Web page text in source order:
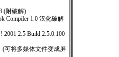
(附破解)
Compiler 1.0 汉化破解
2001 2.5 Build 2.5.0.100
(可将多媒体文件变成屏